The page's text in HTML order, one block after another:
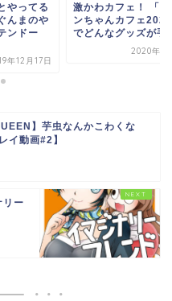
やってる
んまのや
ンドー
年12月17日
激かわカフェ！ 「コ
ンちゃんカフェ
でどんなグッズが手
2020年1
】芋虫なんかこわくな
イ動画#2】
リー